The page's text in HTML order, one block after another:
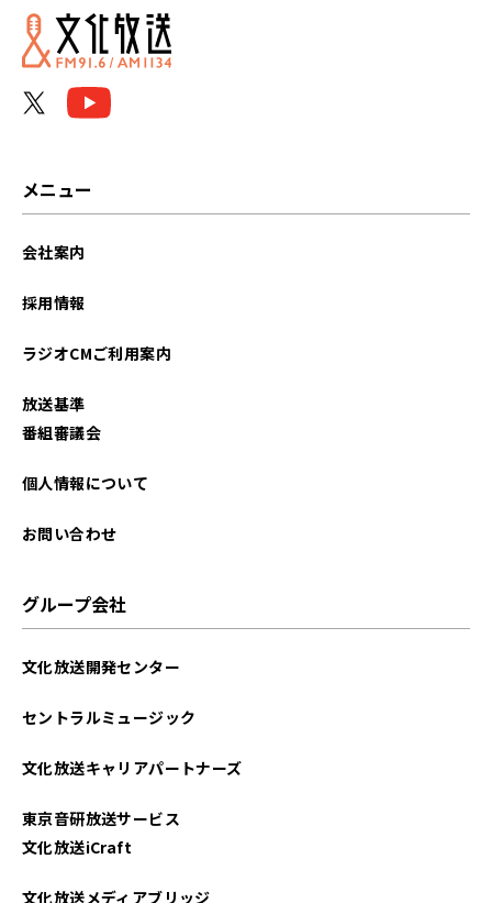
2021年07月
メニュー
会社案内
採用情報
ラジオCMご利用案内
放送基準
番組審議会
個人情報について
お問い合わせ
グループ会社
文化放送開発センター
セントラルミュージック
文化放送キャリアパートナーズ
東京音研放送サービス
文化放送iCraft
文化放送メディアブリッジ